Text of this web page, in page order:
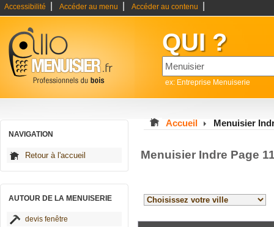
Accessibilité Accéder au menu Accéder au contenu
QUI ?
ex: Entreprise Menuiserie
NAVIGATION
Retour à l'accueil
AUTOUR DE LA MENUISERIE
devis fenêtre
Accueil Menuisier
Menuisier Indre Page